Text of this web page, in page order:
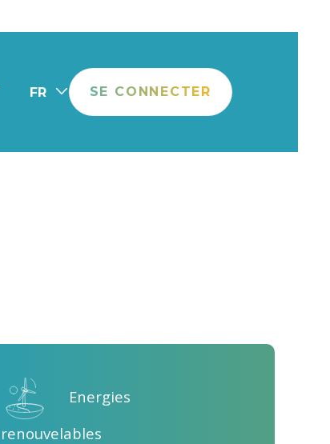
FR SE CONNECTER
Energies
renouvelables